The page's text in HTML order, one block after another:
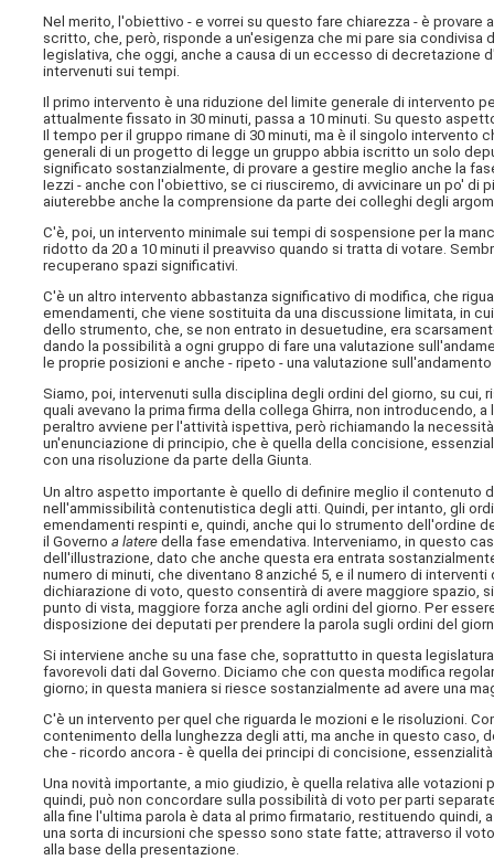
Nel merito, l'obiettivo - e vorrei su questo fare chiarezza - è
scritto, che, però, risponde a un'esigenza che mi pare sia condivisa
legislativa, che oggi, anche a causa di un eccesso di decretazione
intervenuti sui tempi.
Il primo intervento è una riduzione del limite generale di intervento
attualmente fissato in 30 minuti, passa a 10 minuti. Su questo
Il tempo per il gruppo rimane di 30 minuti, ma è il singolo intervento
generali di un progetto di legge un gruppo abbia iscritto un solo
significato sostanzialmente, di provare a gestire meglio anche la
Iezzi - anche con l'obiettivo, se ci riusciremo, di avvicinare un po'
aiuterebbe anche la comprensione da parte dei colleghi degli
C'è, poi, un intervento minimale sui tempi di sospensione per la
ridotto da 20 a 10 minuti il preavviso quando si tratta di votare.
recuperano spazi significativi.
C'è un altro intervento abbastanza significativo di modifica, che
emendamenti, che viene sostituita da una discussione limitata, in
dello strumento, che, se non entrato in desuetudine, era
dando la possibilità a ogni gruppo di fare una valutazione
le proprie posizioni e anche - ripeto - una valutazione
Siamo, poi, intervenuti sulla disciplina degli ordini del giorno, su
quali avevano la prima firma della collega Ghirra, non introducendo,
peraltro avviene per l'attività ispettiva, però richiamando la
un'enunciazione di principio, che è quella della concisione,
con una risoluzione da parte della Giunta.
Un altro aspetto importante è quello di definire meglio il contenuto
nell'ammissibilità contenutistica degli atti. Quindi, per intanto, gli
emendamenti respinti e, quindi, anche qui lo strumento dell'ordine
il Governoa latere della fase emendativa. Interveniamo, in questo
dell'illustrazione, dato che anche questa era entrata
numero di minuti, che diventano 8 anziché 5, e il numero di
dichiarazione di voto, questo consentirà di avere maggiore spazio,
punto di vista, maggiore forza anche agli ordini del giorno. Per
disposizione dei deputati per prendere la parola sugli ordini del
Si interviene anche su una fase che, soprattutto in questa
favorevoli dati dal Governo. Diciamo che con questa modifica
giorno; in questa maniera si riesce sostanzialmente ad avere una
C'è un intervento per quel che riguarda le mozioni e le risoluzioni.
contenimento della lunghezza degli atti, ma anche in questo caso,
che - ricordo ancora - è quella dei principi di concisione,
Una novità importante, a mio giudizio, è quella relativa alle
quindi, può non concordare sulla possibilità di voto per parti
alla fine l'ultima parola è data al primo firmatario, restituendo
una sorta di incursioni che spesso sono state fatte; attraverso il
alla base della presentazione.